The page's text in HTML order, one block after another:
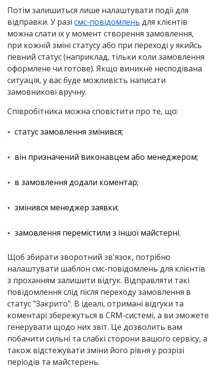
Потім залишиться лише налаштувати події для
відправки. У разі смс-повідомлень для клієнтів
можна слати їх у момент створення замовлення,
при кожній зміні статусу або при переході у якийсь
певний статус (наприклад, тільки коли замовлення
оформлене чи готове). Якщо виникне несподівана
ситуація, у вас буде можливість написати
замовникові вручну.
Співробітника можна сповістити про те, що:
статус замовлення змінився;
він призначений виконавцем або менеджером;
в замовлення додали коментар;
змінився менеджер заявки;
замовлення перемістили з іншої майстерні.
Щоб збирати зворотний зв'язок, потрібно
налаштувати шаблон смс-повідомлень для клієнтів
з проханням залишити відгук. Відправляти такі
повідомлення слід після переходу замовлення в
статус "Закрито". В ідеалі, отримані відгуки та
коментарі збережуться в CRM-системі, а ви зможете
генерувати щодо них звіт. Це дозволить вам
побачити сильні та слабкі сторони вашого сервісу, а
також відстежувати зміни його рівня у розрізі
періодів та майстерень.